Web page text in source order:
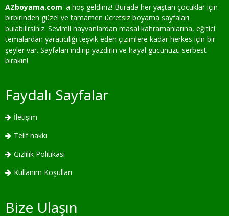
AZboyama.com 'a hoş geldiniz! Burada her yaştan çocuklar için
birbirinden güzel ve tamamen ücretsiz boyama sayfaları
bulabilirsiniz. Sevimli hayvanlardan masal kahramanlarına, eğitici
temalardan yaratıcılığı teşvik eden çizimlere kadar herkes için bir
şeyler var. Sayfaları indirip yazdırın ve hayal gücünüzü serbest
bırakın!
Faydalı Sayfalar
İletişim
Telif hakkı
Gizlilik Politikası
Kullanım Koşulları
Bize Ulaşın